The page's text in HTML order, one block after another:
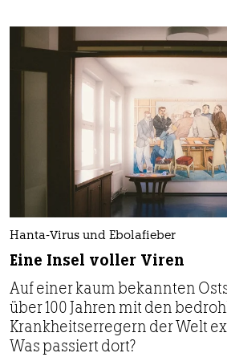
Hanta-Virus und Ebolafieber
Eine Insel voller Viren
Auf einer kaum bekannten
über 100 Jahren mit den
Krankheitserregern der Welt
Was passiert dort?